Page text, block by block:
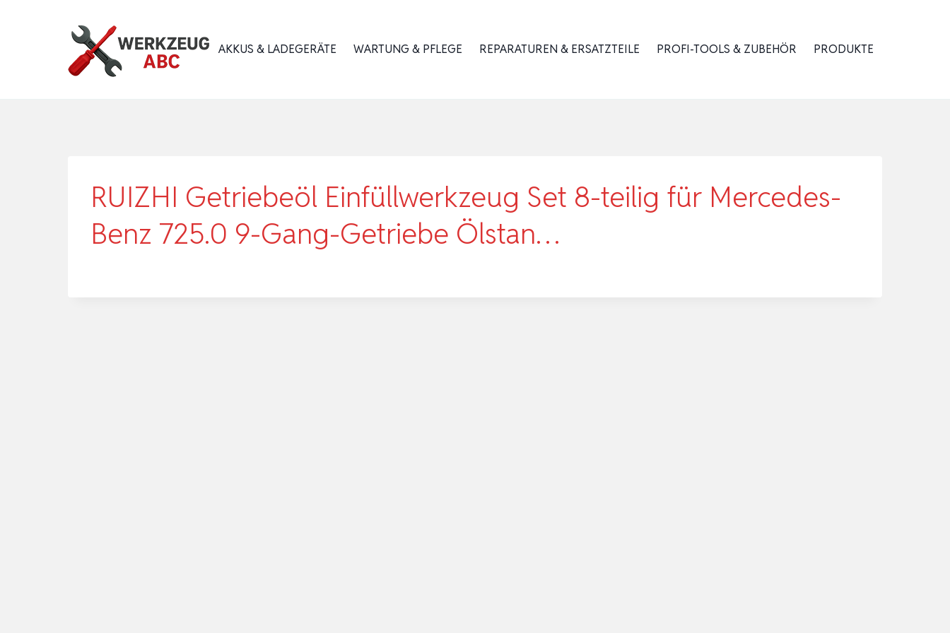
AKKUS & LADEGERÄTE WARTUNG & PFLEGE REPARATUREN & ERSATZTEILE PROFI-TOOLS & ZUBEHÖR PRODUKTE
RUIZHI Getriebeöl Einfüllwerkzeug Set 8-teilig für Mercedes-
Benz 725.0 9-Gang-Getriebe Ölstan…